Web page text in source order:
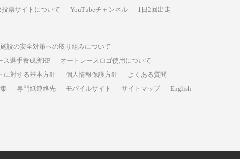
投票サイトについて YouTubeチャンネル 1日2回出走
設の安全対策への取り組みについて
ス選手養成所HP
オートレースロゴ使用について
に対する基本方針 個人情報保護方針
よくある質問
専門紙連絡先 モバイルサイト サイトマップ English